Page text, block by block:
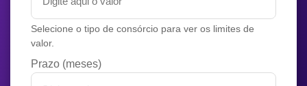
Selecione o tipo de consórcio para ver os limites de
valor.
Prazo (meses)